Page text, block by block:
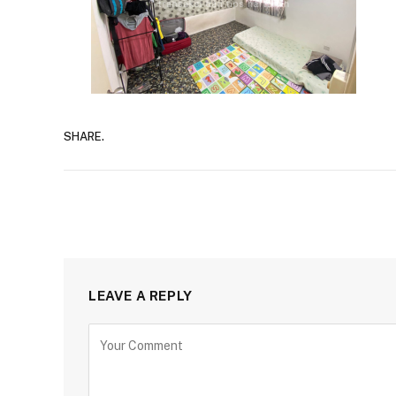
SHARE.
LEAVE A REPLY